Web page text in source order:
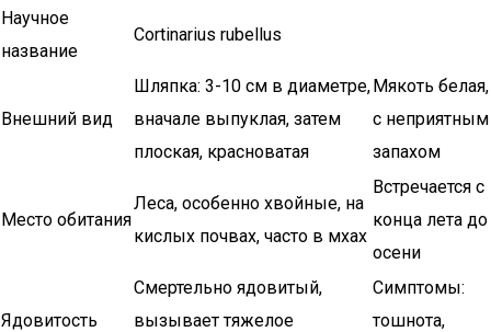
Научное
название
Cortinarius rubellus
Внешний вид
Шляпка: 3-10 см в диаметре,
вначале выпуклая, затем
плоская, красноватая
Мякоть белая,
с неприятным
запахом
Место обитания
Леса, особенно хвойные, на
кислых почвах, часто в мхах
Встречается с
конца лета до
осени
Ядовитость
Смертельно ядовитый,
вызывает тяжелое
Симптомы:
тошнота,